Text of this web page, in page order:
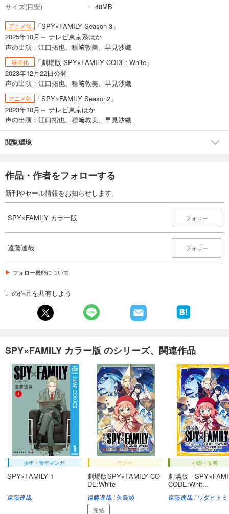
サイズ(目安)
48MB
アニメ化
「SPY×FAMILY Season 3」
2025年10月～ テレビ東京系ほか
声の出演：江口拓也、種﨑敦美、早見沙織
映画化
「劇場版 SPY×FAMILY CODE: White」
2023年12月22日公開
声の出演：江口拓也、種﨑敦美、早見沙織
アニメ化
「SPY×FAMILY Season2」
2023年10月～ テレビ東京ほか
声の出演：江口拓也、種﨑敦美、早見沙織
閲覧環境
作品・作者をフォローする
新刊やセール情報をお知らせします。
SPY×FAMILY カラー版 フォロー
遠藤達哉 フォロー
フォロー機能について
この作品を共有しよう
SPY×FAMILY カラー版 のシリーズ、関連作品
少年・青年マンガ
SPY×FAMILY 1
遠藤達哉
ラノベ
劇場版SPY×FAMILY CO
DE:White
遠藤達哉 矢島綾
完結
小説・文芸
劇場版
CODE:Whit...
遠藤達哉 ワダヒトミ